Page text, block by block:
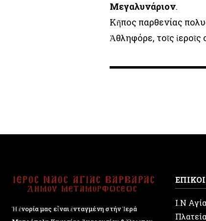
Μεγαλυνάριον.
Κῆπος παρθενίας
Ἀθληφόρε, τοῖς
Ἡ ἐνορία μας εἶναι ἐνταγμένη στήν Ἱερά
Ι.Ν